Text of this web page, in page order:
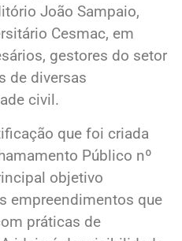
João Sampaio,
Cesmac, em
gestores do setor
de diversas
civil.
que foi criada
Público nº
objetivo
empreendimentos que
práticas de